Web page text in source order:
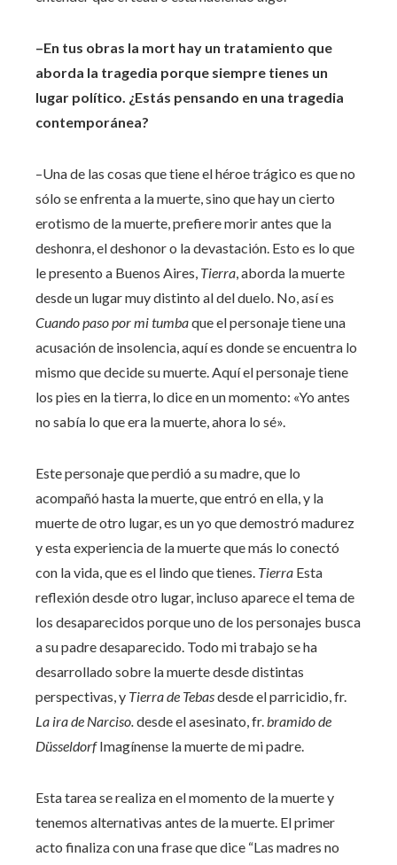
–En tus obras la mort hay un tratamiento que
aborda la tragedia porque siempre tienes un
lugar político. ¿Estás pensando en una tragedia
contemporánea?
–Una de las cosas que tiene el héroe trágico es que no
sólo se enfrenta a la muerte, sino que hay un cierto
erotismo de la muerte, prefiere morir antes que la
deshonra, el deshonor o la devastación. Esto es lo que
le presento a Buenos Aires, Tierra, aborda la muerte
desde un lugar muy distinto al del duelo. No, así es
Cuando paso por mi tumbaque el personaje tiene una
acusación de insolencia, aquí es donde se encuentra lo
mismo que decide su muerte. Aquí el personaje tiene
los pies en la tierra, lo dice en un momento: «Yo antes
no sabía lo que era la muerte, ahora lo sé».
Este personaje que perdió a su madre, que lo
acompañó hasta la muerte, que entró en ella, y la
muerte de otro lugar, es un yo que demostró madurez
y esta experiencia de la muerte que más lo conectó
con la vida, que es el lindo que tienes. Tierra Esta
reflexión desde otro lugar, incluso aparece el tema de
los desaparecidos porque uno de los personajes busca
a su padre desaparecido. Todo mi trabajo se ha
desarrollado sobre la muerte desde distintas
perspectivas, y Tierra de Tebasdesde el parricidio, fr.
La ira de Narciso.desde el asesinato, fr.bramido de
DüsseldorfImagínense la muerte de mi padre.
Esta tarea se realiza en el momento de la muerte y
tenemos alternativas antes de la muerte. El primer
acto finaliza con una frase que dice “Las madres no